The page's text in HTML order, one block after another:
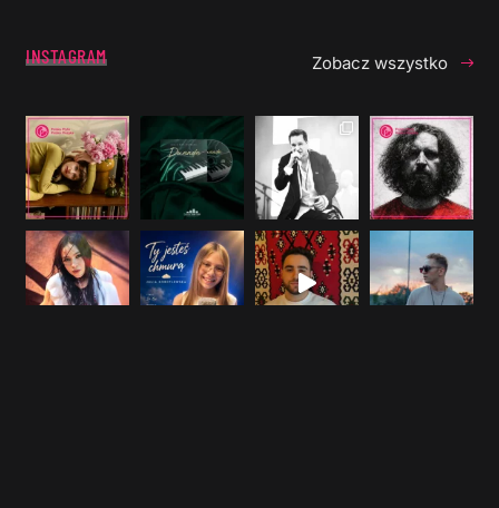
INSTAGRAM Zobacz wszystko